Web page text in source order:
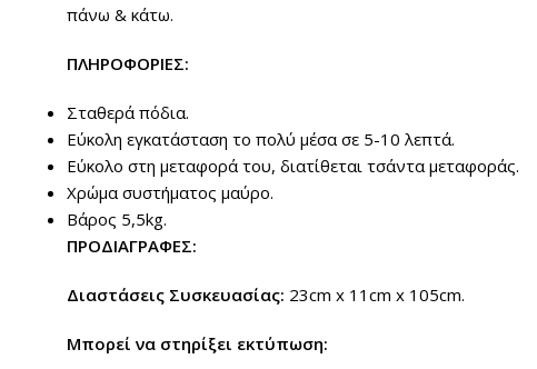
πάνω & κάτω.
ΠΛΗΡΟΦΟΡΙΕΣ:
Σταθερά πόδια.
Εύκολη εγκατάσταση το πολύ μέσα σε 5-10 λεπτά.
Εύκολο στη μεταφορά του, διατίθεται τσάντα μεταφοράς.
Χρώμα συστήματος μαύρο.
Βάρος 5,5kg.
ΠΡΟΔΙΑΓΡΑΦΕΣ:
Διαστάσεις Συσκευασίας: 23cm x 11cm x 105cm.
Μπορεί να στηρίξει εκτύπωση: